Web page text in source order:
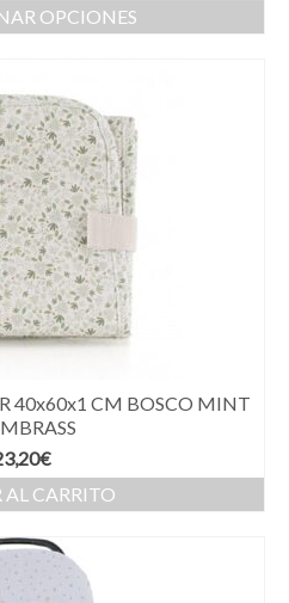
OPCIONES
40x60x1 CM BOSCO MINT
€
CARRITO